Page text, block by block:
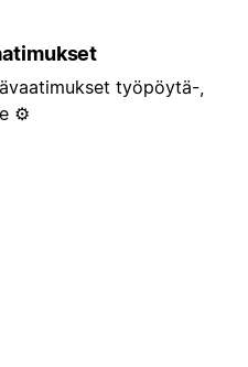
työpöytä-,
⚙️